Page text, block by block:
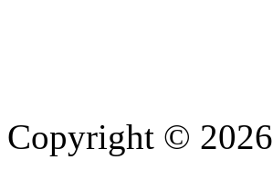
Copyright © 2026